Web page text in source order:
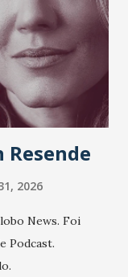
2026
News. Foi
Podcast.